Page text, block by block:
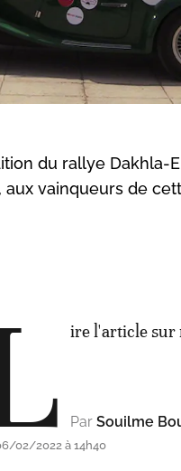
du rallye Dakhla-
vainqueurs de
ire l'article sur
Par Souilme
02/2022 à 14h40